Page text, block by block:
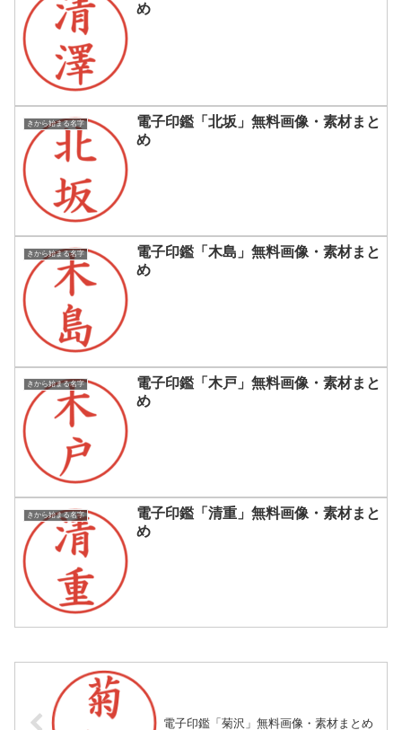
め
きから始まる名字
電子印鑑「北坂」無料画像・素材まと
め
きから始まる名字
電子印鑑「木島」無料画像・素材まと
め
きから始まる名字
電子印鑑「木戸」無料画像・素材まと
め
きから始まる名字
電子印鑑「清重」無料画像・素材まと
め
電子印鑑「菊沢」無料画像・素材まとめ